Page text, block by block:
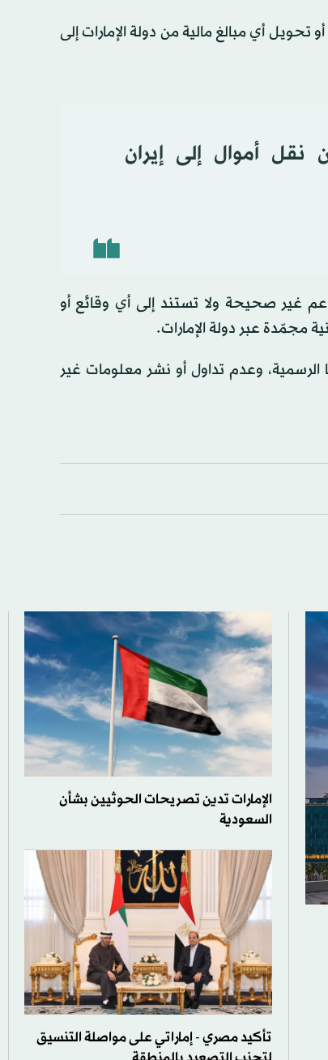
أي مبالغ مالية من دولة الإمارات إلى
نقل أموال إلى إيران
غير صحيحة ولا تستند إلى أي وقائع أو
مجمّدة عبر دولة الإمارات.
الرسمية، وعدم تداول أو نشر معلومات غير
الإمارات تدين تصريحات الحوثيين بشأن
السعودية
تأكيد مصري - إماراتي على مواصلة التنسيق